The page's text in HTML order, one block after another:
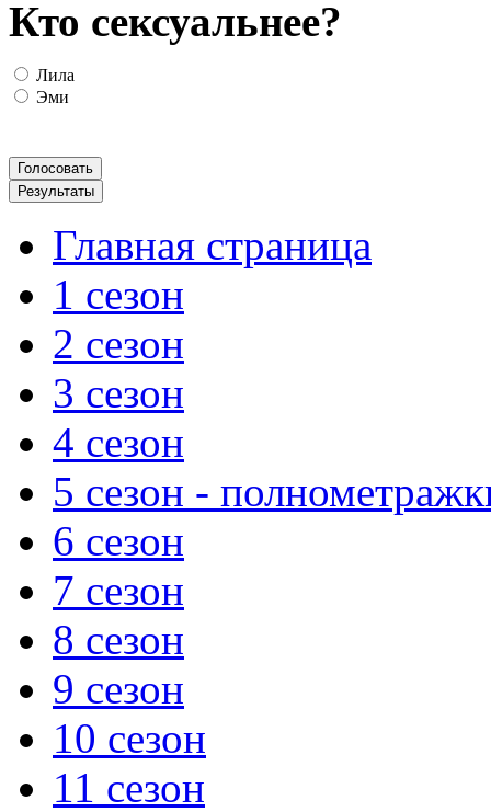
Кто сексуальнее?
Лила
Эми
Главная страница
1 сезон
2 сезон
3 сезон
4 сезон
5 сезон -
6 сезон
7 сезон
8 сезон
9 сезон
10 сезон
11 сезон